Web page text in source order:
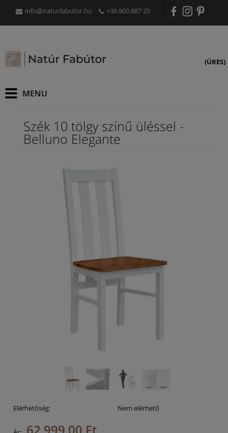
info@naturfabutor.hu +36 800 887 25
(ÜRES)
Szék 10 tölgy színű üléssel -
Belluno Elegante
Elérhetőség: Nem elérhető